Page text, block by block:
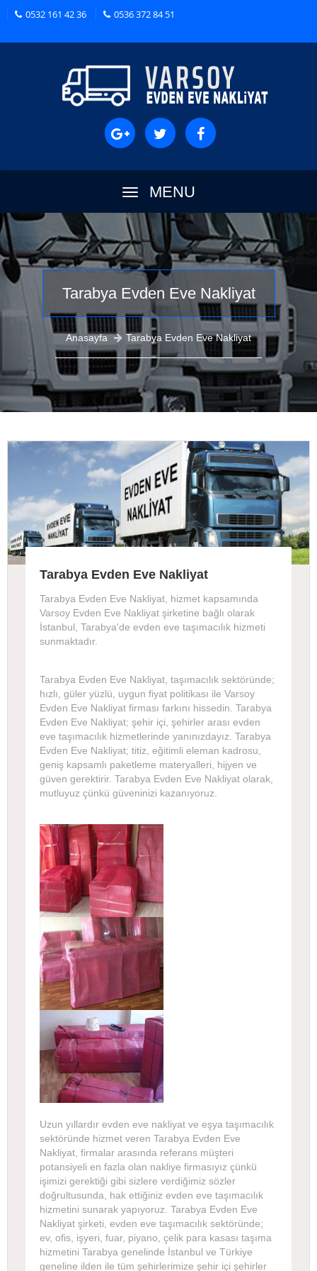
0532 161 42 36 0536 372 84 51
MENU
Tarabya Evden Eve Nakliyat
Anasayfa Tarabya Evden Eve Nakliyat
Tarabya Evden Eve Nakliyat
Tarabya Evden Eve Nakliyat, hizmet kapsamında
Varsoy Evden Eve Nakliyat şirketine bağlı olarak
İstanbul, Tarabya'de evden eve taşımacılık hizmeti
sunmaktadır.
Tarabya Evden Eve Nakliyat, taşımacılık sektöründe;
hızlı, güler yüzlü, uygun fiyat politikası ile Varsoy
Evden Eve Nakliyat firması farkını hissedin. Tarabya
Evden Eve Nakliyat; şehir içi, şehirler arası evden
eve taşımacılık hizmetlerinde yanınızdayız. Tarabya
Evden Eve Nakliyat; titiz, eğitimli eleman kadrosu,
geniş kapsamlı paketleme materyalleri, hijyen ve
güven gerektirir. Tarabya Evden Eve Nakliyat olarak,
mutluyuz çünkü güveninizi kazanıyoruz.
Uzun yıllardır evden eve nakliyat ve eşya taşımacılık
sektöründe hizmet veren Tarabya Evden Eve
Nakliyat, firmalar arasında referans müşteri
potansiyeli en fazla olan nakliye firmasıyız çünkü
işimizi gerektiği gibi sizlere verdiğimiz sözler
doğrultusunda, hak ettiğiniz evden eve taşımacılık
hizmetini sunarak yapıyoruz. Tarabya Evden Eve
Nakliyat şirketi, evden eve taşımacılık sektöründe;
ev, ofis, işyeri, fuar, piyano, çelik para kasası taşıma
hizmetini Tarabya genelinde İstanbul ve Türkiye
geneline ilden ile tüm şehirlerimize şehir içi şehirler